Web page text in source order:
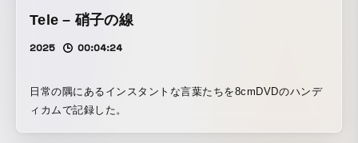
Tele – 硝子の線
2025 00:04:24
日常の隅にあるインスタントな言葉たちを8cmDVDのハンデ
ィカムで記録した。